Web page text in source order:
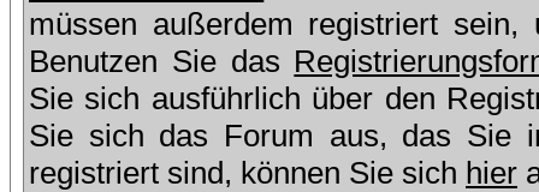
müssen außerdem registriert
Benutzen Sie das
Sie sich ausführlich über den
Sie sich das Forum aus, das Sie
registriert sind, können Sie sich hier